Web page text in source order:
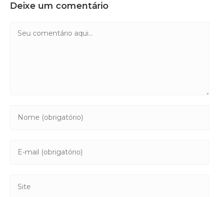
Deixe um comentário